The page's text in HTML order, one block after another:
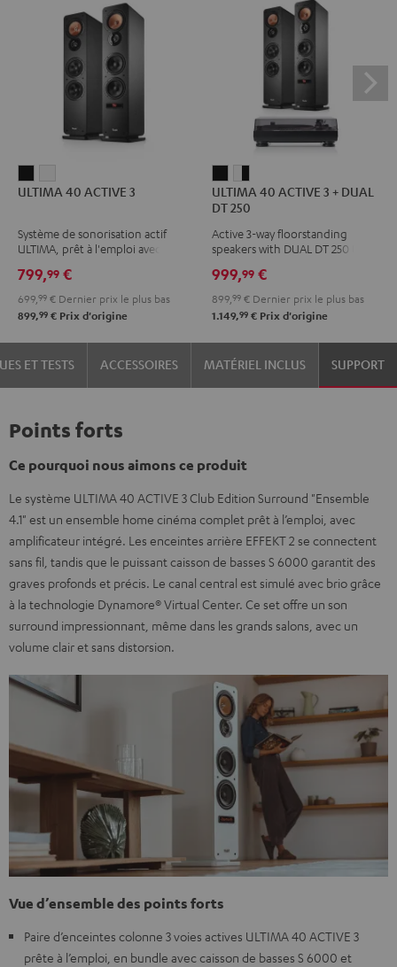
40
3
Noir
40
3
Blanc
ULTIMA 40 ACTIVE 3
Système de sonorisation actif
ULTIMA, prêt à l'emploi avec
799,99 €
699, 99 € Dernier prix le plus bas
899,99 € Prix d'origine
40
ACTIVE
3
DUAL
DT
250
black
/
black
40
3
DUAL
DT
250
Blanc
/
Noir
ULTIMA 40 ACTIVE 3 + DUAL
DT 250
Active 3-way floorstanding
speakers with DUAL DT 250 USB
999,99 €
899, 99 € Dernier prix le plus bas
1.149,99 € Prix d'origine
ET TESTS ACCESSOIRES MATÉRIEL INCLUS SUPPORT
Points forts
Ce pourquoi nous aimons ce produit
Le système ULTIMA 40 ACTIVE 3 Club Edition Surround "Ensemble
4.1" est un ensemble home cinéma complet prêt à l’emploi, avec
amplificateur intégré. Les enceintes arrière EFFEKT 2 se connectent
sans fil, tandis que le puissant caisson de basses S 6000 garantit des
graves profonds et précis. Le canal central est simulé avec brio grâce
à la technologie Dynamore® Virtual Center. Ce set offre un son
surround impressionnant, même dans les grands salons, avec un
volume clair et sans distorsion.
Vue d’ensemble des points forts
Paire d’enceintes colonne 3 voies actives ULTIMA 40 ACTIVE 3
prête à l’emploi, en bundle avec caisson de basses S 6000 et